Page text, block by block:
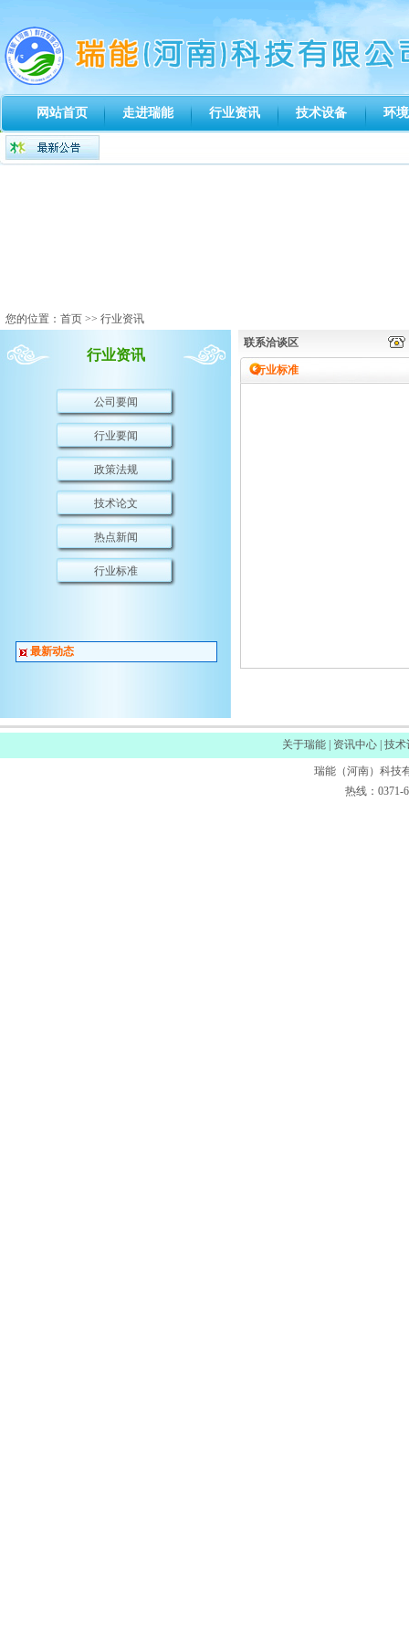
网站首页 走进瑞能 行业资讯 技术设备 环
您的位置： 首页 >> 行业资讯
行业资讯
公司要闻
行业要闻
政策法规
技术论文
热点新闻
行业标准
最新动态
联系洽谈区
行业标准
关于瑞能| 资讯中心| 技术
瑞能（河南）科技
热线：0371-